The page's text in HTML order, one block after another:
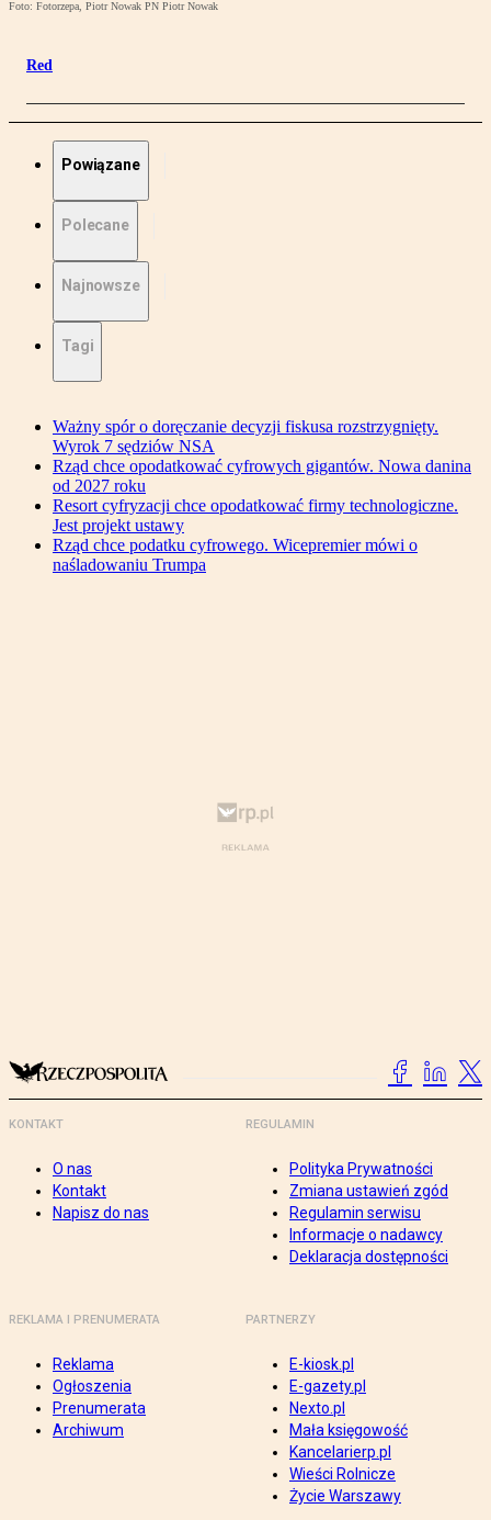
Foto: Fotorzepa, Piotr Nowak PN Piotr Nowak
Red
Powiązane
Polecane
Najnowsze
Tagi
Ważny spór o doręczanie decyzji fiskusa rozstrzygnięty.
Wyrok 7 sędziów NSA
Rząd chce opodatkować cyfrowych gigantów. Nowa danina
od 2027 roku
Resort cyfryzacji chce opodatkować firmy technologiczne.
Jest projekt ustawy
Rząd chce podatku cyfrowego. Wicepremier mówi o
naśladowaniu Trumpa
KONTAKT
O nas
Kontakt
Napisz do nas
REGULAMIN
Polityka Prywatności
Zmiana ustawień zgód
Regulamin serwisu
Informacje o nadawcy
Deklaracja dostępności
REKLAMA I PRENUMERATA
Reklama
Ogłoszenia
Prenumerata
Archiwum
PARTNERZY
E-kiosk.pl
E-gazety.pl
Nexto.pl
Mała księgowość
Kancelarierp.pl
Wieści Rolnicze
Życie Warszawy